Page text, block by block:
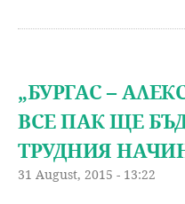
„БУРГАС –
ВСЕ ПАК ЩЕ
ТРУДНИЯ
31 August, 2015 - 13:22